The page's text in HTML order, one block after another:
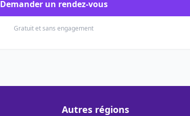
Demander un rendez-vous
Gratuit et sans engagement
Autres régions